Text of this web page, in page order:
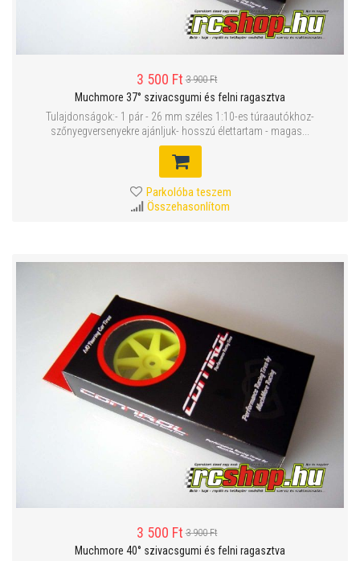
3 500 Ft 3 900 Ft
Muchmore 37° szivacsgumi és felni ragasztva
Tulajdonságok:- 1 pár - 26 mm széles 1:10-es túraautókhoz-
szőnyegversenyekre ajánljuk- hosszú élettartam - magas...
Parkolóba teszem
Összehasonlítom
3 500 Ft 3 900 Ft
Muchmore 40° szivacsgumi és felni ragasztva